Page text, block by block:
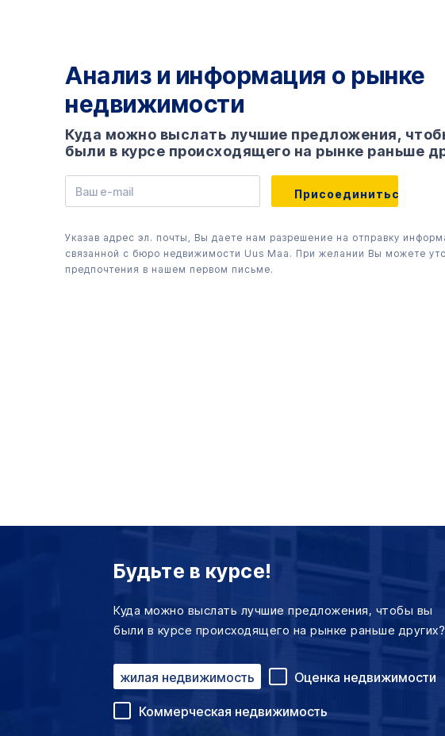
Анализ и информация о рынке
недвижимости
Куда можно выслать лучшие предложения,
были в курсе происходящего на рынке раньше
Указав адрес эл. почты, Вы даете нам разрешение на отправку
связанной с бюро недвижимости Uus Maa. При желании Вы можете
предпочтения в нашем первом письме.
Будьте в курсе!
Куда можно выслать лучшие предложения, чтобы вы
были в курсе происходящего на рынке раньше других?
жилая недвижимость Оценка недвижимости
Коммерческая недвижимость